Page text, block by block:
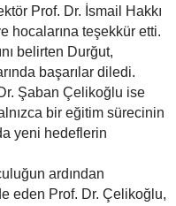
Prof. Dr. İsmail Hakkı
hocalarına teşekkür etti.
belirten Durğut,
başarılar diledi.
Şaban Çelikoğlu ise
bir eğitim sürecinin
yeni hedeflerin
ardından
eden Prof. Dr. Çelikoğlu,